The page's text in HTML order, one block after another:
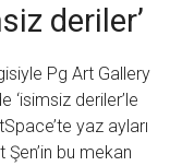
deriler’
Pg Art Gallery
‘isimsiz deriler’le
yaz ayları
bu mekan